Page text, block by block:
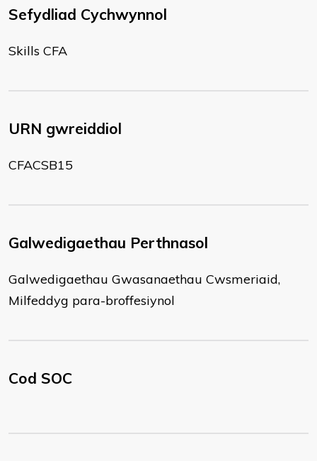
Sefydliad Cychwynnol
Skills CFA
URN gwreiddiol
CFACSB15
Galwedigaethau Perthnasol
Galwedigaethau Gwasanaethau Cwsmeriaid,
Milfeddyg para-broffesiynol
Cod SOC